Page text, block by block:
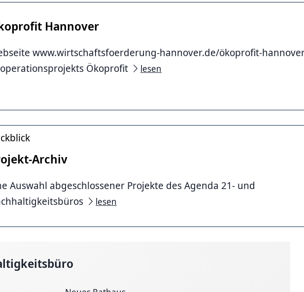
Hannover
www.wirtschaftsfoerderung-hannover.de/ökoprofit-
Ökoprofit
lesen
Archiv
Auswahl abgeschlossener Projekte des Agenda 21- und
lesen